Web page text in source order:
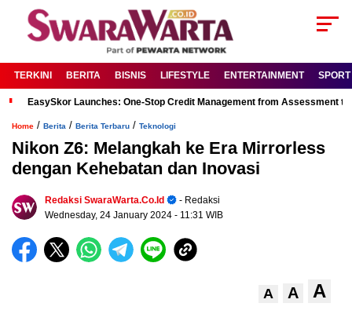
TERKINI BERITA BISNIS LIFESTYLE ENTERTAINMENT SPORT
EasySkor Launches: One-Stop Credit Management from Assessment
Home / Berita / Berita Terbaru / Teknologi
Nikon Z6: Melangkah ke Era Mirrorless
dengan Kehebatan dan Inovasi
Redaksi SwaraWarta.co.id
- Redaksi
Wednesday, 24 January 2024 - 11:31 WIB
A A A